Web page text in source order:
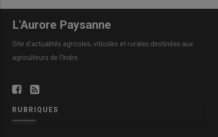
L'Aurore Paysanne
Site d'actualités agricoles, viticoles et rurales destinées aux
agriculteurs de l'Indre.
RUBRIQUES